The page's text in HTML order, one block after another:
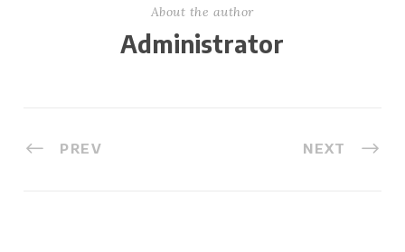
About the author
Administrator
PREV NEXT